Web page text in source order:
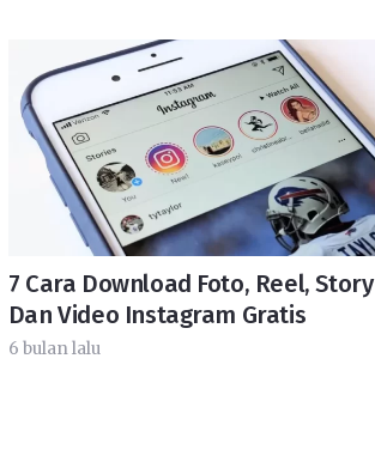
7 Cara Download Foto, Reel, Story
Dan Video Instagram Gratis
6 bulan lalu